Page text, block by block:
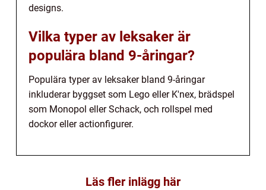
designs.
Vilka typer av leksaker är
populära bland 9-åringar?
Populära typer av leksaker bland 9-åringar
inkluderar byggset som Lego eller K'nex, brädspel
som Monopol eller Schack, och rollspel med
dockor eller actionfigurer.
Läs fler inlägg här